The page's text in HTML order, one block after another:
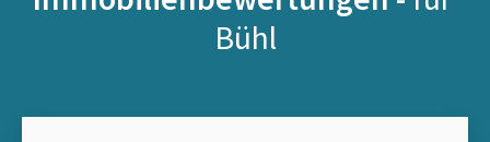
Bühl